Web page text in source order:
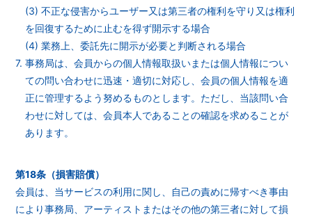
(3) 不正な侵害からユーザー又は第三者の権利を守り又は権利
を回復するために止むを得ず開示する場合
(4) 業務上、委託先に開示が必要と判断される場合
7. 事務局は、会員からの個人情報取扱いまたは個人情報につい
ての問い合わせに迅速・適切に対応し、会員の個人情報を適
正に管理するよう努めるものとします。ただし、当該問い合
わせに対しては、会員本人であることの確認を求めることが
あります。
第18条（損害賠償）
会員は、当サービスの利用に関し、自己の責めに帰すべき事由
により事務局、アーティストまたはその他の第三者に対して損